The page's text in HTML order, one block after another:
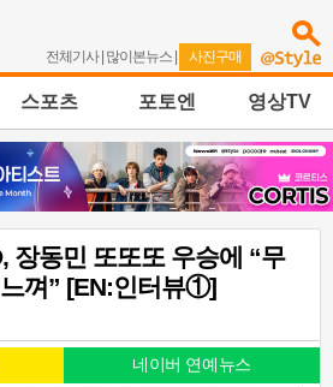
전체기사| 많이본뉴스 | 사진구매
스포츠 포토엔 영상TV
장동민 또또또 우승에 “무
껴” [EN:인터뷰①]
네이버 연예뉴스